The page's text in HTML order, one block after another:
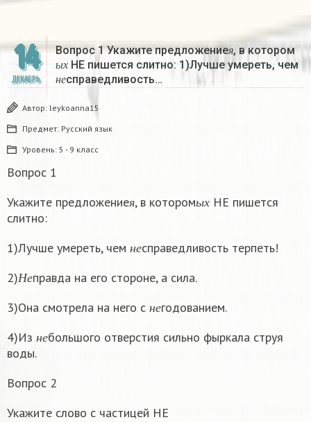
14
ДЕКАБРЬ
Вопрос 1 Укажите предложениея
я, в котором
ыхНЕ пишется слитно: 1)Лучше умереть, чем
н е справедливость…
Автор: leykoanna15
Предмет: Русский язык
Уровень: 5 - 9 класс
Вопрос 1
Укажите предложениея , в котором ых
НЕ пишется
слитно:
1)Лучше умереть, чем
н е справедливость терпеть!
2) Н е
Не правда на его стороне, а сила.
3)Она смотрела на него с
н е годованием.
4)Из
н е большого отверстия сильно фыркала струя
воды.
Вопрос 2
Укажите слово с частицей НЕ